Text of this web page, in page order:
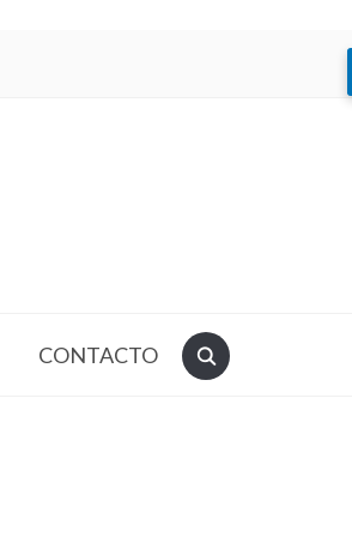
CONTACTO